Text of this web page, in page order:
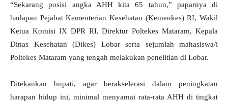
“Sekarang posisi angka AHH kita 65 tahun,” paparnya di
hadapan Pejabat Kementerian Kesehatan (Kemenkes) RI, Wakil
Ketua Komisi IX DPR RI, Direktur Poltekes Mataram, Kepala
Dinas Kesehatan (Dikes) Lobar serta sejumlah mahasiswa/i
Poltekes Mataram yang tengah melakukan penelitian di Lobar.
Ditekankan bupati, agar berakselerasi dalam peningkatan
harapan hidup ini, minimal menyamai rata-rata AHH di tingkat